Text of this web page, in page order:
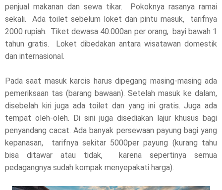
penjual makanan dan sewa tikar. Pokoknya rasanya ramai
sekali. Ada toilet sebelum loket dan pintu masuk, tarifnya
2000 rupiah. Tiket dewasa 40.000an per orang, bayi bawah 1
tahun gratis. Loket dibedakan antara wisatawan domestik
dan internasional.
Pada saat masuk karcis harus dipegang masing-masing ada
pemeriksaan tas (barang bawaan). Setelah masuk ke dalam,
disebelah kiri juga ada toilet dan yang ini gratis. Juga ada
tempat oleh-oleh. Di sini juga disediakan lajur khusus bagi
penyandang cacat. Ada banyak persewaan payung bagi yang
kepanasan, tarifnya sekitar 5000per payung (kurang tahu
bisa ditawar atau tidak, karena sepertinya semua
pedagangnya sudah kompak menyepakati harga).